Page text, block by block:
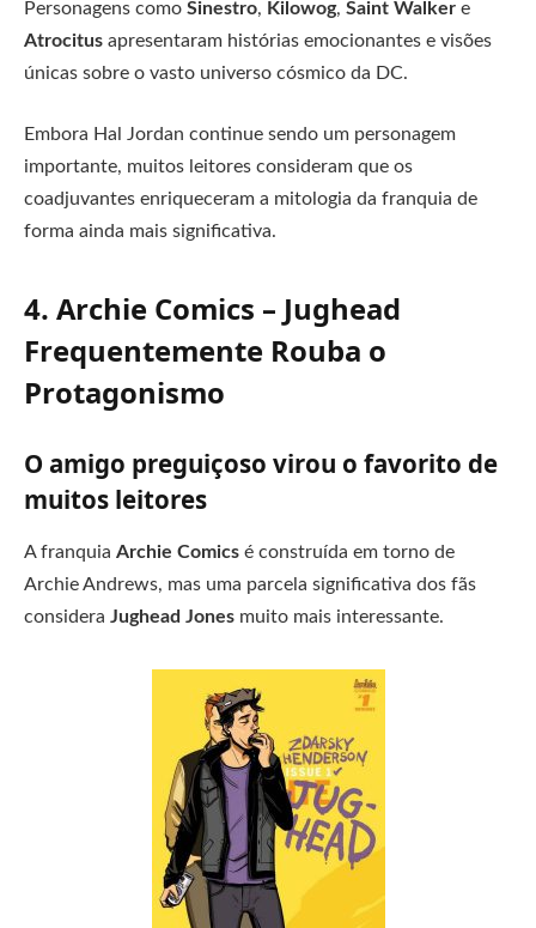
Personagens como Sinestro, Kilowog, Saint Walker e
Atrocitus apresentaram histórias emocionantes e visões
únicas sobre o vasto universo cósmico da DC.
Embora Hal Jordan continue sendo um personagem
importante, muitos leitores consideram que os
coadjuvantes enriqueceram a mitologia da franquia de
forma ainda mais significativa.
4. Archie Comics – Jughead
Frequentemente Rouba o
Protagonismo
O amigo preguiçoso virou o favorito de
muitos leitores
A franquia Archie Comics é construída em torno de
Archie Andrews, mas uma parcela significativa dos fãs
considera Jughead Jones muito mais interessante.